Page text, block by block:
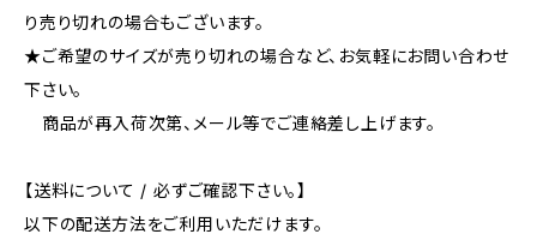
り売り切れの場合もございます。
★ご希望のサイズが売り切れの場合など、お気軽にお問い合わせ
下さい。
商品が再入荷次第、メール等でご連絡差し上げます。
【送料について / 必ずご確認下さい。】
以下の配送方法をご利用いただけます。